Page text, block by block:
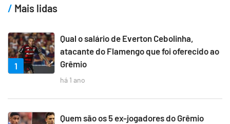
Mais lidas
1
Qual o salário de Everton Cebolinha,
atacante do Flamengo que foi oferecido ao
Grêmio
há 1 ano
Quem são os 5 ex-jogadores do Grêmio